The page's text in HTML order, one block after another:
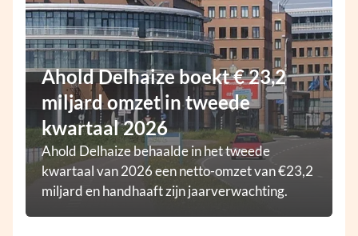
Ahold Delhaize boekt € 23,2
miljard omzet in tweede
kwartaal 2026
Ahold Delhaize behaalde in het tweede
kwartaal van 2026 een netto-omzet van €23,2
miljard en handhaaft zijn jaarverwachting.